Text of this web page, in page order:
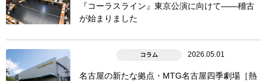
『コーラスライン』東京公演に向けて――稽古
が始まりました
コラム 2026.05.01
名古屋の新たな拠点・MTG名古屋四季劇場［熱